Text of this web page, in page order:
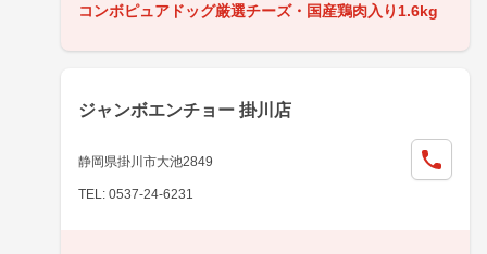
コンボピュアドッグ厳選チーズ・国産鶏肉入り1.6kg
ジャンボエンチョー 掛川店
静岡県掛川市大池2849
TEL: 0537-24-6231